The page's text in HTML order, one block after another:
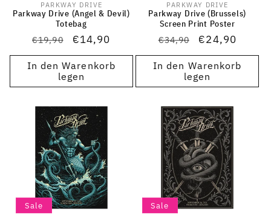
Anbieter:
PARKWAY DRIVE
Parkway Drive (Angel & Devil)
Totebag
Normaler
Preis
€19,90 Verkaufspreis
€14,90
In den Warenkorb
legen
Anbieter:
PARKWAY DRIVE
Parkway Drive (Brussels)
Screen Print Poster
Normaler
Preis
€34,90 Verkaufspreis
€24,90
In den Warenkorb
legen
Sale Sale